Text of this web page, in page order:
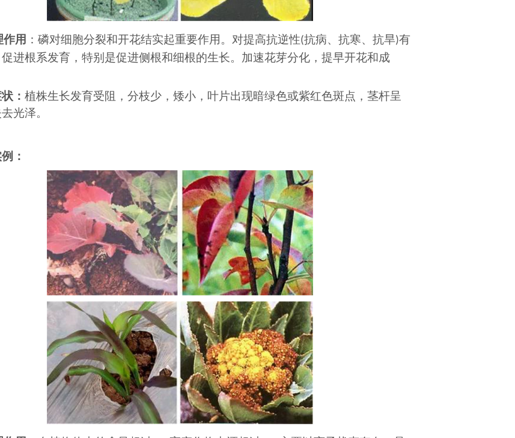
作用 ：磷对细胞分裂和开花结实起重要作用。对提高抗逆性(抗病、抗寒、抗旱)有
促进根系发育，特别是促进侧根和细根的生长。加速花芽分化，提早开花和成
： 植株生长发育受阻，分枝少，矮小，叶片出现暗绿色或紫红色斑点，茎杆呈
光泽。
：